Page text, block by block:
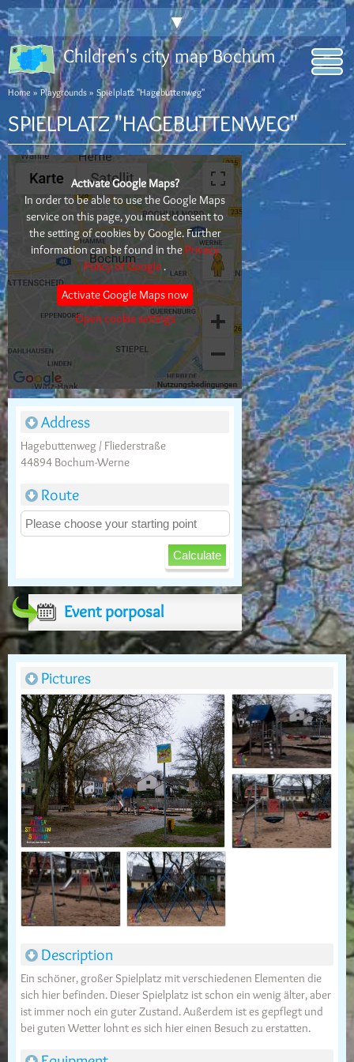
▼
Children's city map Bochum
Home »Playgrounds » Spielplatz "Hagebuttenweg"
SPIELPLATZ "HAGEBUTTENWEG"
Activate Google Maps?
In order to be able to use the Google Maps
service on this page, you must consent to
the setting of cookies by Google. Further
information can be found in the Privacy
Policy of Google.
Activate Google Maps now
Open cookie settings
Address
Hagebuttenweg / Fliederstraße
44894 Bochum-Werne
Route
Event porposal
Pictures
Description
Ein schöner, großer Spielplatz mit verschiedenen Elementen die
sich hier befinden. Dieser Spielplatz ist schon ein wenig älter, aber
ist immer noch ein guter Zustand. Außerdem ist es gepflegt und
bei guten Wetter lohnt es sich hier einen Besuch zu erstatten.